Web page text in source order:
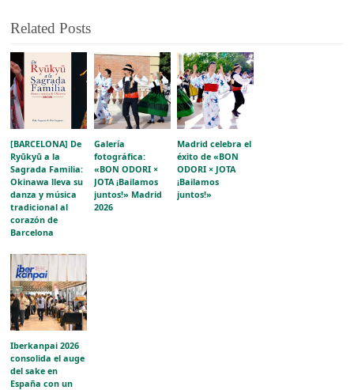
Related Posts
[BARCELONA] De
Ryūkyū a la
Sagrada Familia:
Okinawa lleva su
danza y música
tradicional al
corazón de
Barcelona
Galería
fotográfica:
«BON ODORI ×
JOTA ¡Bailamos
juntos!» Madrid
2026
Madrid celebra el
éxito de «BON
ODORI × JOTA
¡Bailamos
juntos!»
Iberkanpai 2026
consolida el auge
del sake en
España con un